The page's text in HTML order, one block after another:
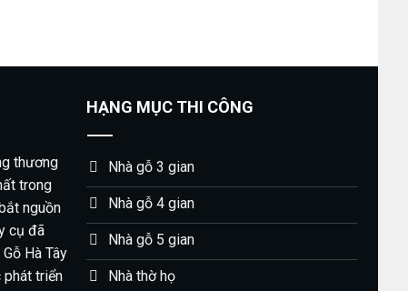
thương
trong
nguồn
cụ đã
Hà Tây
triển
HẠNG MỤC THI CÔNG
Nhà gỗ 3 gian
Nhà gỗ 4 gian
Nhà gỗ 5 gian
Nhà thờ họ